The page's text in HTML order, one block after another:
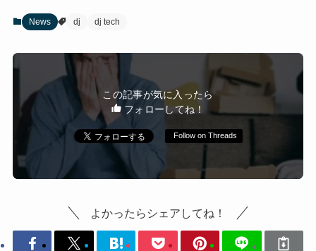
News dj dj tech
この記事が気に入ったら
フォローしてね！
Follow on Threads
よかったらシェアしてね！